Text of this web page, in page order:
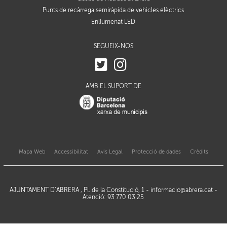
Punts de recàrrega semiràpida de vehicles elèctrics
Enllumenat LED
SEGUEIX-NOS
AMB EL SUPORT DE
Mapa Web Accessibilitat Avis Legal Protecció de dades Crèdits
AJUNTAMENT D’ABRERA , Pl. de la Constitució, 1 - informacio@abrera.cat-
Atenció: 93 770 03 25